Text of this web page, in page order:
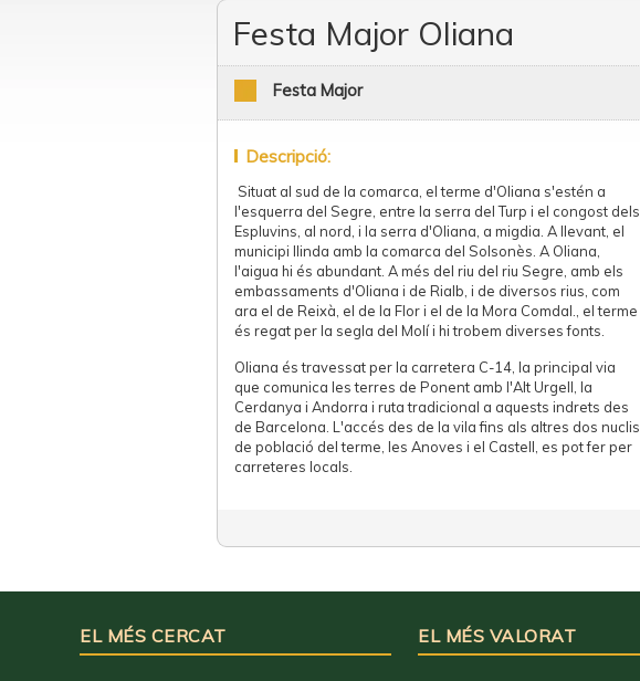
Festa Major Oliana
Festa Major
Descripció:
Situat al sud de la comarca, el terme d'Oliana s'estén a
l'esquerra del Segre, entre la serra del Turp i el congost dels
Espluvins, al nord, i la serra d'Oliana, a migdia. A llevant, el
municipi llinda amb la comarca del Solsonès. A Oliana,
l'aigua hi és abundant. A més del riu del riu Segre, amb els
embassaments d'Oliana i de Rialb, i de diversos rius, com
ara el de Reixà, el de la Flor i el de la Mora Comdal., el terme
és regat per la segla del Molí i hi trobem diverses fonts.
Oliana és travessat per la carretera C-14, la principal via
que comunica les terres de Ponent amb l'Alt Urgell, la
Cerdanya i Andorra i ruta tradicional a aquests indrets des
de Barcelona. L'accés des de la vila fins als altres dos nuclis
de població del terme, les Anoves i el Castell, es pot fer per
carreteres locals.
EL MÉS CERCAT EL MÉS VALORAT